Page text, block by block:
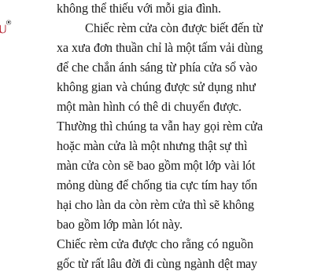
không thể thiếu với mỗi gia đình.
Chiếc rèm cửa còn được biết đến từ
xa xưa đơn thuần chỉ là một tấm vải dùng
để che chắn ánh sáng từ phía cửa sổ vào
không gian và chúng được sử dụng như
một màn hình có thê di chuyển được.
Thường thì chúng ta vẫn hay gọi rèm cửa
hoặc màn cửa là một nhưng thật sự thì
màn cửa còn sẽ bao gồm một lớp vài lót
mỏng dùng để chống tia cực tím hay tổn
hại cho làn da còn rèm cửa thì sẽ không
bao gồm lớp màn lót này.
Chiếc rèm cửa được cho rằng có nguồn
gốc từ rất lâu đời đi cùng ngành dệt may